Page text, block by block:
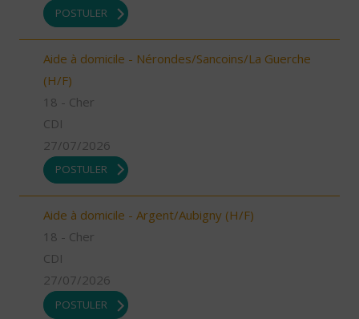
POSTULER
Aide à domicile - Nérondes/Sancoins/La Guerche
(H/F)
18 - Cher
CDI
27/07/2026
POSTULER
Aide à domicile - Argent/Aubigny (H/F)
18 - Cher
CDI
27/07/2026
POSTULER